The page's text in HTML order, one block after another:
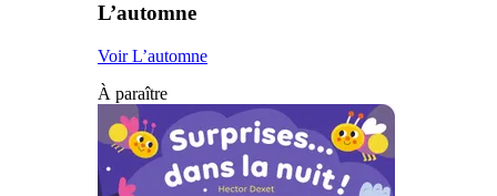
L’automne
Voir L’automne
À paraître